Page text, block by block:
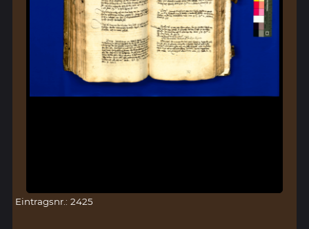
Eintragsnr.: 2425